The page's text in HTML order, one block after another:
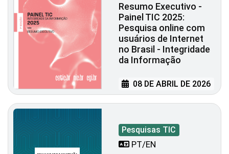
Resumo Executivo -
Painel TIC 2025:
Pesquisa online com
usuários de Internet
no Brasil - Integridade
da Informação
08 DE ABRIL DE 2026
Pesquisas TIC
PT/EN